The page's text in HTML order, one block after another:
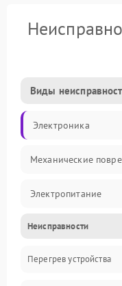
Виды
Электроника
Механические
Электропитание
Парообразование
Герметичность
Неисправности
Перегрев устройства